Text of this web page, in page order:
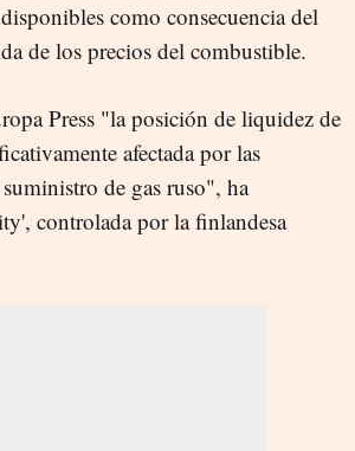
disponibles como consecuencia del
de los precios del combustible.
Press "la posición de liquidez de
afectada por las
de gas ruso", ha
controlada por la finlandesa